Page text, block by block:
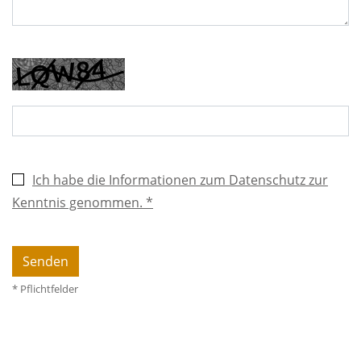
Ich habe die Informationen zum Datenschutz zur
Kenntnis genommen. *
* Pflichtfelder